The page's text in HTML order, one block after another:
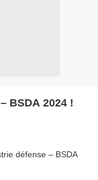
BSDA 2024 !